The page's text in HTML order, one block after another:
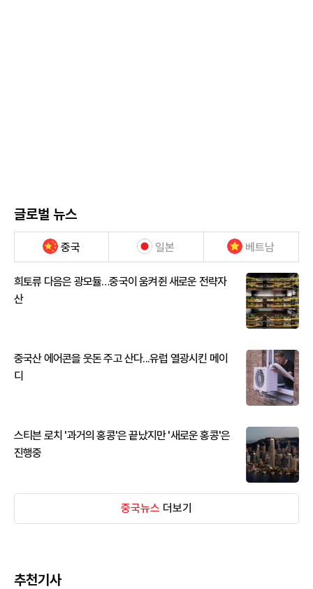
글로벌 뉴스
중국 일본 베트남
희토류 다음은 광모듈…중국이 움켜쥔 새로운 전략자
산
중국산 에어콘을 웃돈 주고 산다...유럽 열광시킨 메이
디
스티븐 로치 '과거의 홍콩'은 끝났지만 '새로운 홍콩'은
진행중
중국뉴스 더보기
추천기사